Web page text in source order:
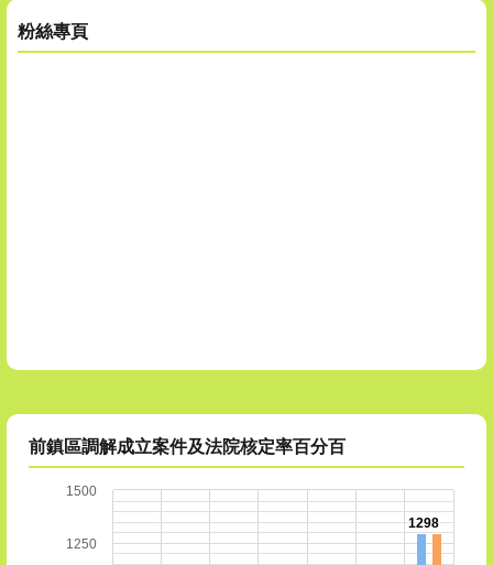
粉絲專頁
前鎮區調解成立案件及法院核定率百分百
1298
1250
1500